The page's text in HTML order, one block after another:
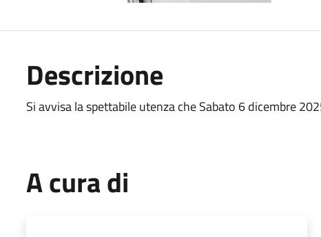
Descrizione
Si avvisa la spettabile utenza che Sabato 6 dicembre
A cura di